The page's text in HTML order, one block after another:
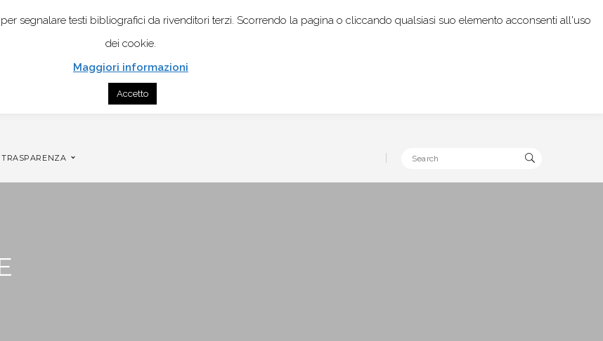
TRASPARENZA
segnalare testi bibliografici da rivenditori terzi. Scorrendo la pagina o cliccando qualsiasi suo elemento acconsenti all'uso
dei cookie.
Maggiori informazioni
Accetto